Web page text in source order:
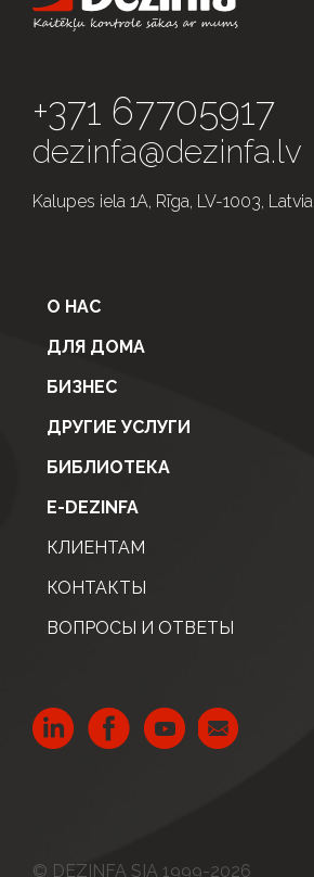
+371 67705917
dezinfa@dezinfa.lv
Kalupes iela 1A, Rīga, LV-1003, Latvia
О НАС
ДЛЯ ДОМА
БИЗНЕС
ДРУГИЕ УСЛУГИ
БИБЛИОТЕКА
E-DEZINFA
КЛИЕНТАМ
КОНТАКТЫ
ВОПРОСЫ И ОТВЕТЫ
© DEZINFA SIA 1999-2026